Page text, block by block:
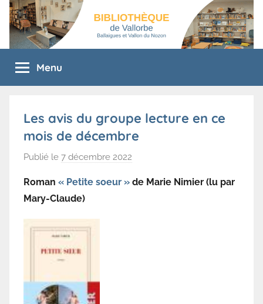
Aller
au
contenu
Bibliothèque
de
Vallorbe
de
vallorbe
Menu
Les avis du groupe lecture en ce
mois de décembre
Publié le 7 décembre 2022
r
Roman « Petite soeur » de Marie Nimier (lu par
Mary-Claude)